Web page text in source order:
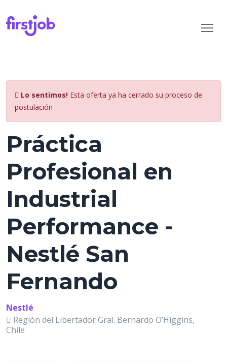
Lo sentimos! Esta oferta ya ha cerrado su proceso de
postulación
Práctica
Profesional en
Industrial
Performance -
Nestlé San
Fernando
Nestlé
Región del Libertador Gral. Bernardo O’Higgins,
Chile